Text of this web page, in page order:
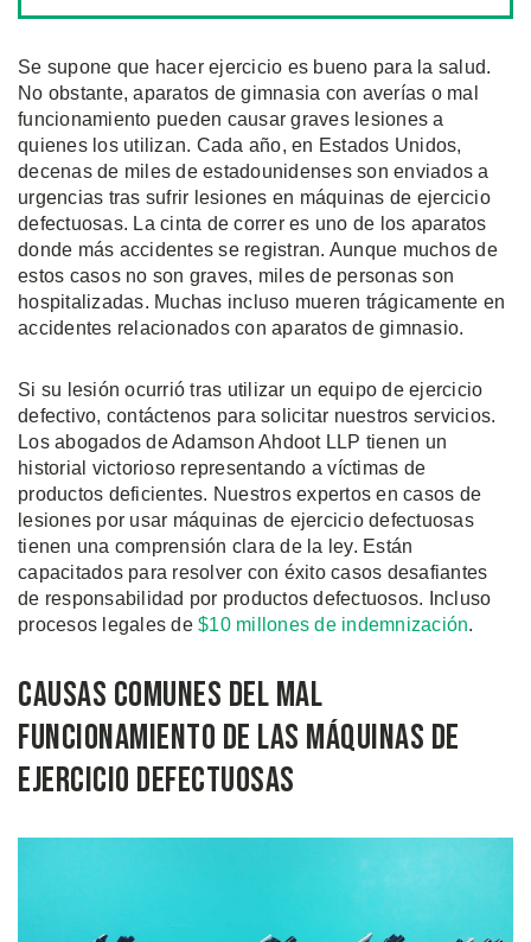
Se supone que hacer ejercicio es bueno para la salud.
No obstante, aparatos de gimnasia con averías o mal
funcionamiento pueden causar graves lesiones a
quienes los utilizan. Cada año, en Estados Unidos,
decenas de miles de estadounidenses son enviados a
urgencias tras sufrir lesiones en máquinas de ejercicio
defectuosas. La cinta de correr es uno de los aparatos
donde más accidentes se registran. Aunque muchos de
estos casos no son graves, miles de personas son
hospitalizadas. Muchas incluso mueren trágicamente en
accidentes relacionados con aparatos de gimnasio.
Si su lesión ocurrió tras utilizar un equipo de ejercicio
defectivo, contáctenos para solicitar nuestros servicios.
Los abogados de Adamson Ahdoot LLP tienen un
historial victorioso representando a víctimas de
productos deficientes. Nuestros expertos en casos de
lesiones por usar máquinas de ejercicio defectuosas
tienen una comprensión clara de la ley. Están
capacitados para resolver con éxito casos desafiantes
de responsabilidad por productos defectuosos. Incluso
procesos legales de $10 millones de indemnización.
Causas Comunes del mal
Funcionamiento de las Máquinas de
Ejercicio Defectuosas